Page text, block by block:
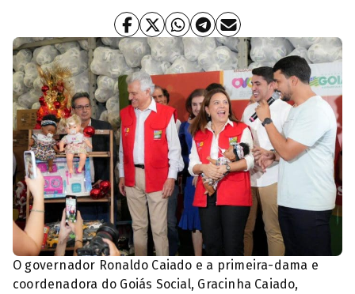
O governador Ronaldo Caiado e a primeira-dama e
coordenadora do Goiás Social, Gracinha Caiado,